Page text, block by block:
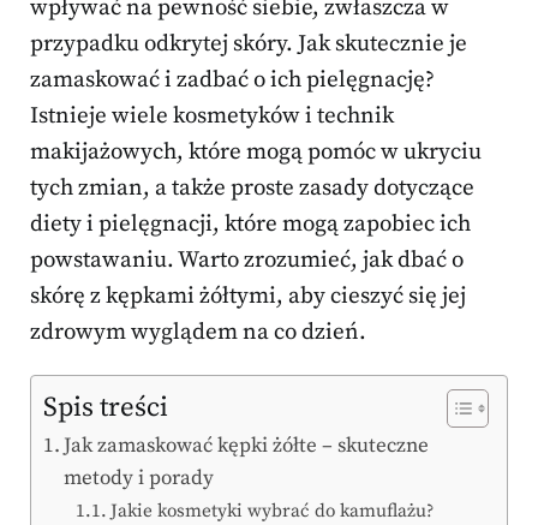
wpływać na pewność siebie, zwłaszcza w
przypadku odkrytej skóry. Jak skutecznie je
zamaskować i zadbać o ich pielęgnację?
Istnieje wiele kosmetyków i technik
makijażowych, które mogą pomóc w ukryciu
tych zmian, a także proste zasady dotyczące
diety i pielęgnacji, które mogą zapobiec ich
powstawaniu. Warto zrozumieć, jak dbać o
skórę z kępkami żółtymi, aby cieszyć się jej
zdrowym wyglądem na co dzień.
Spis treści
Jak zamaskować kępki żółte – skuteczne
metody i porady
Jakie kosmetyki wybrać do kamuflażu?